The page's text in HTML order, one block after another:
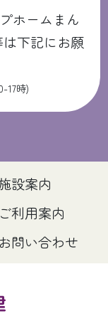
ホームまん
下記にお願
17時)
設案内
ご利用案内
お問い合わせ